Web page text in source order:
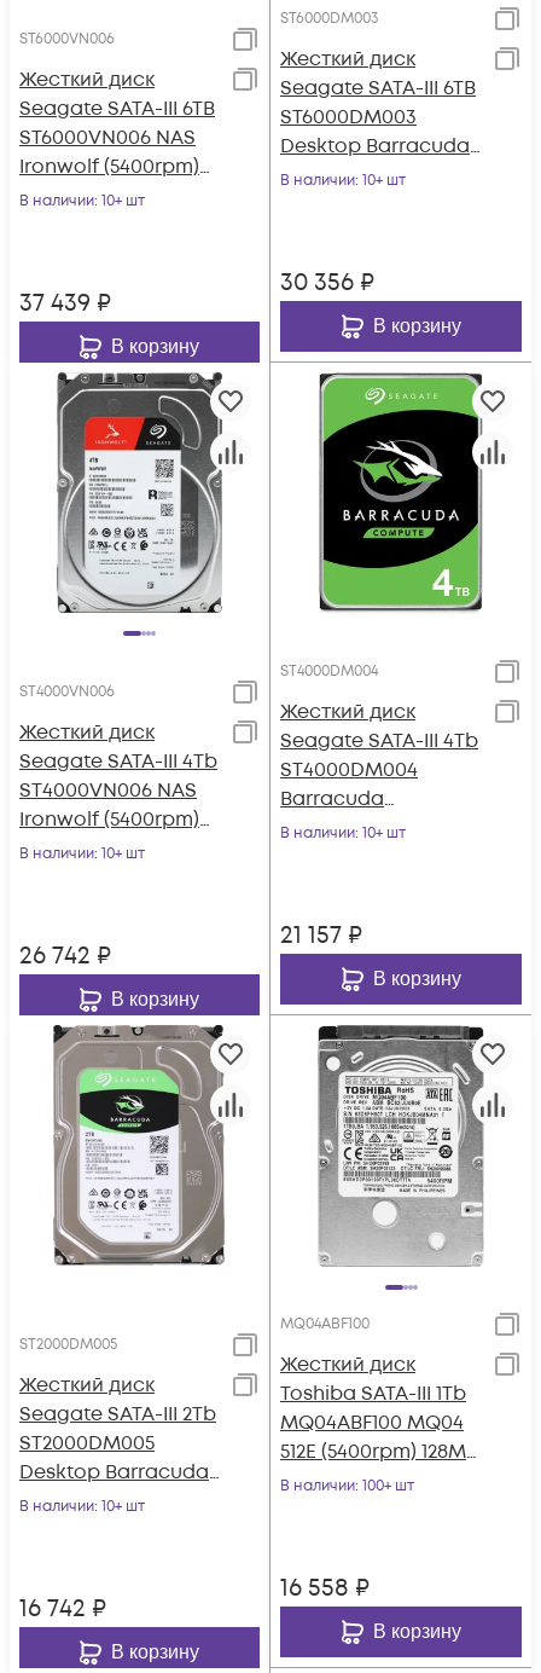
ST6000VN006
Жесткий диск
Seagate SATA-III 6TB
ST6000VN006 NAS
Ironwolf (5400rpm)
256Mb 3.5"
В наличии: 10+ шт
37 439 ₽
В корзину
ST6000DM003
Жесткий диск
Seagate SATA-III 6TB
ST6000DM003
Desktop Barracuda
(5400rpm) 256Mb 3.5"
В наличии: 10+ шт
30 356 ₽
В корзину
ST4000VN006
Жесткий диск
Seagate SATA-III 4Tb
ST4000VN006 NAS
Ironwolf (5400rpm)
256Mb 3.5"
В наличии: 10+ шт
26 742 ₽
В корзину
ST4000DM004
Жесткий диск
Seagate SATA-III 4Tb
ST4000DM004
Barracuda
(5400rpm) 256Mb 3.5"
В наличии: 10+ шт
21 157 ₽
В корзину
ST2000DM005
Жесткий диск
Seagate SATA-III 2Tb
ST2000DM005
Desktop Barracuda
(5400rpm) 256Mb 3.5"
В наличии: 10+ шт
16 742 ₽
В корзину
MQ04ABF100
Жесткий диск
Toshiba SATA-III 1Tb
MQ04ABF100 MQ04
512E (5400rpm) 128Mb
2.5"
В наличии: 100+ шт
16 558 ₽
В корзину